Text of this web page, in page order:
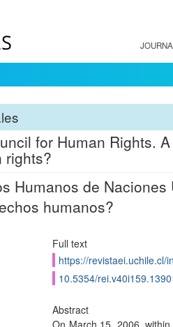
for Human Rights.
rights?
Humanos de
humanos?
Full text
https://revistaei.uchile.cl/
10.5354/
Abstract
On March 15, 2006,